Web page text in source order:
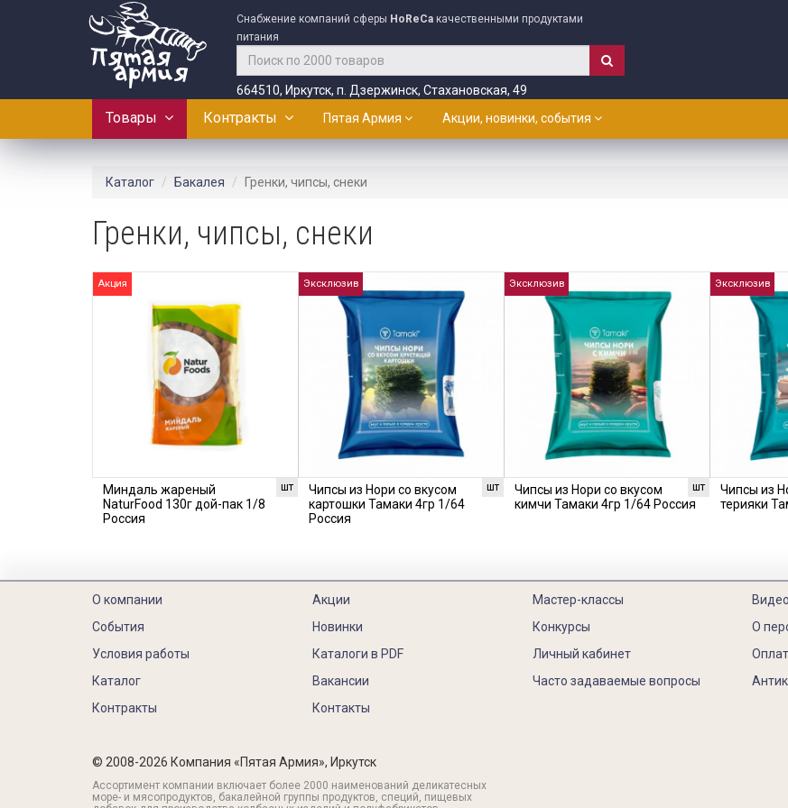
Снабжение компаний сферы HoReCa качественными продуктами
питания
664510, Иркутск, п. Дзержинск, Стахановская, 49
Товары Контракты Пятая Армия Акции, новинки, события
Каталог Бакалея Гренки, чипсы, снеки
Гренки, чипсы, снеки
Акция
шт
Миндаль жареный
NaturFood 130г дой-пак 1/8
Россия
Эксклюзив
шт
Чипсы из Нори со вкусом
картошки Тамаки 4гр 1/64
Россия
Эксклюзив
шт
Чипсы из Нори со вкусом
кимчи Тамаки 4гр 1/64 Россия
Эксклюзив
Чипсы из
терияки
О компании
События
Условия работы
Каталог
Контракты
Акции
Новинки
Каталоги в PDF
Вакансии
Контакты
Мастер-классы
Конкурсы
Личный кабинет
Часто задаваемые вопросы
О
© 2008-2026 Компания «Пятая Армия», Иркутск
Ассортимент компании включает более 2000 наименований деликатесных
море- и мясопродуктов, бакалейной группы продуктов, специй, пищевых